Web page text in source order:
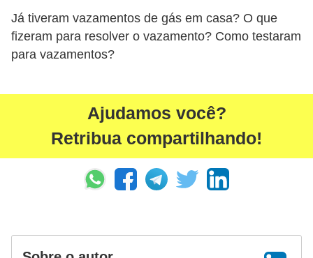
Já tiveram vazamentos de gás em casa? O que
fizeram para resolver o vazamento? Como testaram
para vazamentos?
Ajudamos você?
Retribua compartilhando!